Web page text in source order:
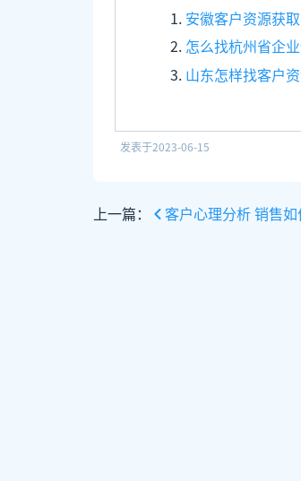
安徽客户资源获
怎么找杭州省企
山东怎样找客户
发表于2023-06-15
上一篇： 客户心理分析 销售